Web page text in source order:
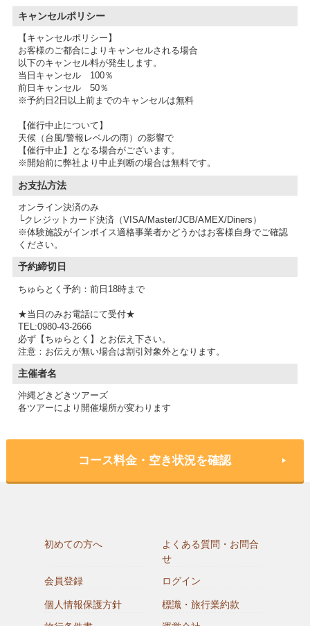
キャンセルポリシー
【キャンセルポリシー】
お客様のご都合によりキャンセルされる場合
以下のキャンセル料が発生します。
当日キャンセル 100％
前日キャンセル 50％
※予約日2日以上前までのキャンセルは無料
【催行中止について】
天候（台風/警報レベルの雨）の影響で
【催行中止】となる場合がございます。
※開始前に弊社より中止判断の場合は無料です。
お支払方法
オンライン決済のみ
└クレジットカード決済（VISA/Master/JCB/AMEX/Diners）
※体験施設がインボイス適格事業者かどうかはお客様自身でご確認
予約締切日
ちゅらとく予約：前日18時まで
★当日のみお電話にて受付★
TEL:0980-43-2666
必ず【ちゅらとく】とお伝え下さい。
注意：お伝えが無い場合は割引対象外となります。
主催者名
沖縄どきどきツアーズ
各ツアーにより開催場所が変わります
コース料金・空き状況を確認
初めての方へ
よくある質問・お問合
せ
会員登録
ログイン
個人情報保護方針
標識・旅行業約款